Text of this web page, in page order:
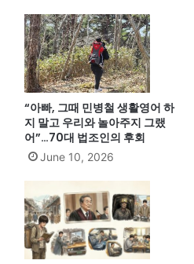
“아빠, 그때 민병철 생활영어 하
지 말고 우리와 놀아주지 그랬
어”…70대 법조인의 후회
June 10, 2026